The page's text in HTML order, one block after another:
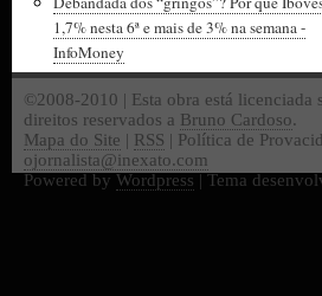
1,7% nesta 6ª e mais de 3% na semana -
InfoMoney
©2008-2010 | Esta obra está licenciada
direitos reservados a Bruno Cardoso.
Mapa do Site | RSS | Política de
ojornalista@inexato.com
Powered by Wordpress | Tema